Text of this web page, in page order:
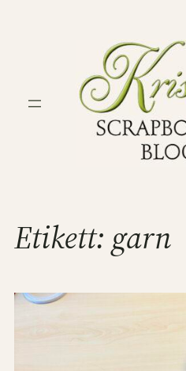
Etikett: garn